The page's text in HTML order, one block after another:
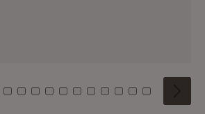
0 1 2
Kachel: 3
Zu Kachel: 4
Zu Kachel: 5
Zu Kachel: 6
Zu Kachel: 7
Zu Kachel: 8
Zu Kachel: 9
Zu Kachel: 10
Zu Kachel: 11
Zu Kachel: 12
Zu Kachel:
Zu